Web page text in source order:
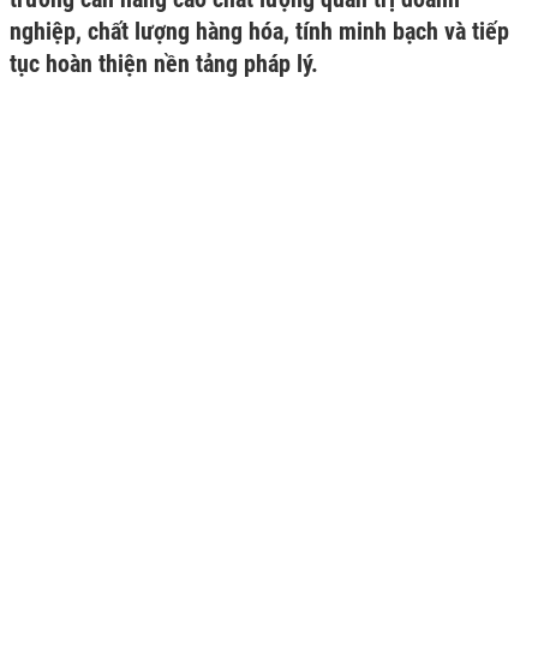
nghiệp, chất lượng hàng hóa, tính minh bạch và tiếp
tục hoàn thiện nền tảng pháp lý.